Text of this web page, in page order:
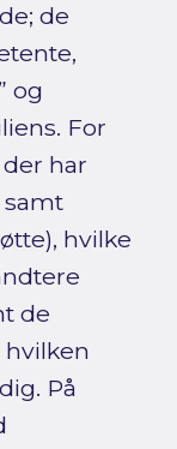
de
og
For
har
samt
hvilke
de
På